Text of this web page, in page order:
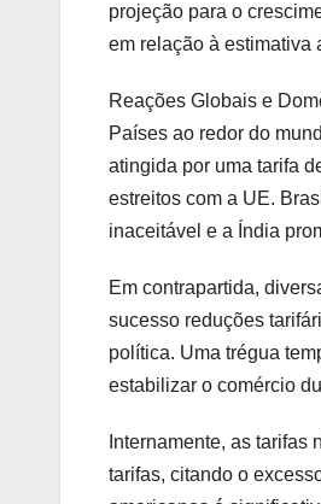
projeção para o
em relação à estimativa
Reações Globais e
Países ao redor do
atingida por uma tarifa
estreitos com a UE.
inaceitável e a Índia
Em contrapartida,
sucesso reduções
política. Uma trégua
estabilizar o comércio
Internamente, as
tarifas, citando o